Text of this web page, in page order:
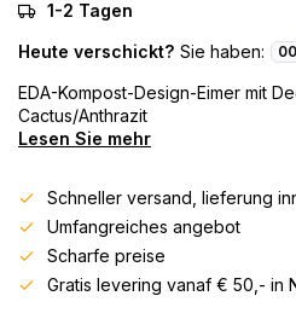
1-2 Tagen
Heute verschickt? Sie haben: 00
EDA-Kompost-Design-Eimer mit
Cactus/Anthrazit
Lesen Sie mehr
Schneller versand, lieferung
Umfangreiches angebot
Scharfe preise
Gratis levering vanaf € 50,- in